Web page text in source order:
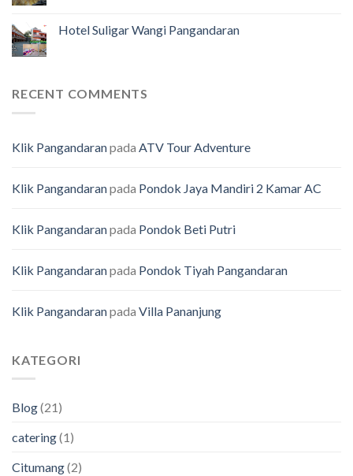
Hotel Suligar Wangi Pangandaran
RECENT COMMENTS
Klik Pangandaranpada ATV Tour Adventure
Klik Pangandaranpada Pondok Jaya Mandiri 2 Kamar AC
Klik Pangandaranpada Pondok Beti Putri
Klik Pangandaranpada Pondok Tiyah Pangandaran
Klik Pangandaranpada Villa Pananjung
KATEGORI
Blog(21)
catering(1)
Citumang(2)